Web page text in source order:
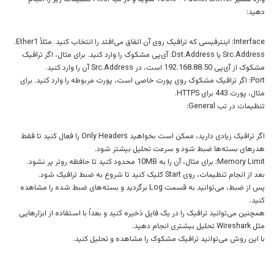
دهید:
Interface: اینترفیسی که ترافیک روی آن اتفاق می‌افتد را انتخاب کنید. مثلاً Ether1.
Src.Address یا Dst.Address: آی‌پی مشکوک را وارد کنید. برای مثال، اگر ترافیک
مشکوک از آی‌پی 192.168.88.50 است، در Src.Address آن را وارد کنید.
Port: اگر ترافیک مشکوک روی پورت خاصی است، پورت مربوطه را وارد کنید. برای
مثال، پورت 443 برای HTTPS.
تنظیمات در تب General:
اگر ترافیک زیادی دارید، ممکن است بخواهید Only Headers را فعال کنید تا فقط
هدرهای بسته‌ها ضبط شود و سرعت تحلیل بیشتر شود.
Memory Limit: برای مثال، آن را به 10MB محدود کنید تا حافظه روتر پر نشود.
بعد از انجام تنظیمات، روی Start کلیک کنید تا شروع به ضبط ترافیک شود.
پس از ضبط، می‌توانید به قسمت Log برگردید و بسته‌های ضبط شده را مشاهده
کنید.
همچنین می‌توانید ترافیک را در یک فایل ذخیره کنید و بعداً با استفاده از ابزارهایی
مثل Wireshark تحلیل بیشتری انجام دهید.
با این روش می‌توانید ترافیک مشکوک را مشاهده و تحلیل کنید.